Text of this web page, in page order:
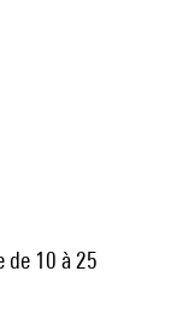
de 10 à 25